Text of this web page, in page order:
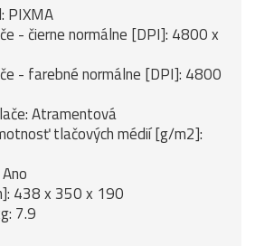
PIXMA
- čierne normálne [DPI]: 4800 x
- farebné normálne [DPI]: 4800
Atramentová
tlačových médií [g/m2]:
438 x 350 x 190
7.9